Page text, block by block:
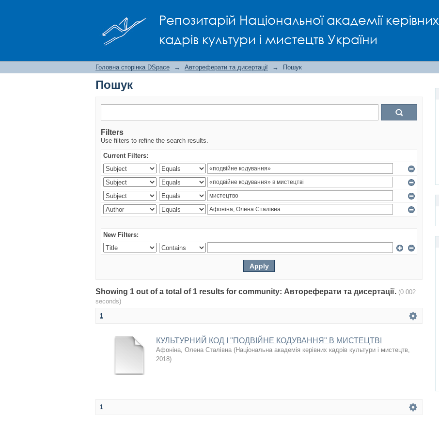
Репозитарій Національної академії керівних
кадрів культури і мистецтв України
Головна сторінка DSpace → Автореферати та дисертації → Пошук
Пошук
Filters
Use filters to refine the search results.
Current Filters:
New Filters:
Showing 1 out of a total of 1 results for community: Автореферати та дисертації. (0.002
seconds)
1
КУЛЬТУРНИЙ КОД І "ПОДВІЙНЕ КОДУВАННЯ" В МИСТЕЦТВІ
Афоніна, Олена Сталівна (Національна академія керівних кадрів культури і мистецтв,
2018)
1